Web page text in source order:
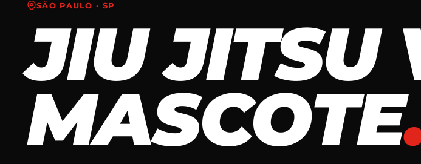
SÃO PAULO · SP
JIU JITSU
MASCOTE